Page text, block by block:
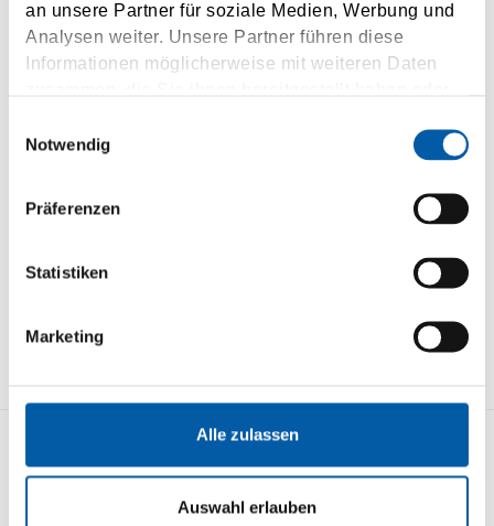
an unsere Partner für soziale Medien, Werbung und
Analysen weiter. Unsere Partner führen diese
Informationen möglicherweise mit weiteren Daten
gesammelt haben.
Notwendig
Präferenzen
Statistiken
Marketing
Alle zulassen
Auswahl erlauben
Sign up to our newsletter and stay informed about
our products and events. Should you change your
I agree to the use of my personal data according to the privacy policy.
KONTAKT
STRECKENÜBERSICHT
DATENSCHUTZ